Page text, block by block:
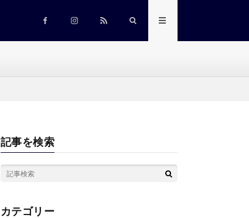
記事を検索
カテゴリー